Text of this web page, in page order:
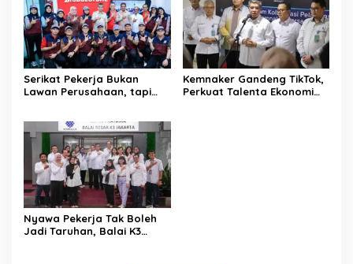
Serikat Pekerja Bukan
Lawan Perusahaan, tapi
Kemnaker Gandeng TikTok,
Perkuat Talenta Ekonomi
Nyawa Pekerja Tak Boleh
Jadi Taruhan, Balai K3